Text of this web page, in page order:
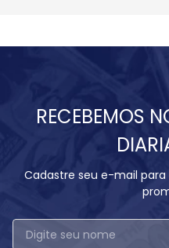
RECEBEMOS
Cadastre seu e-mail